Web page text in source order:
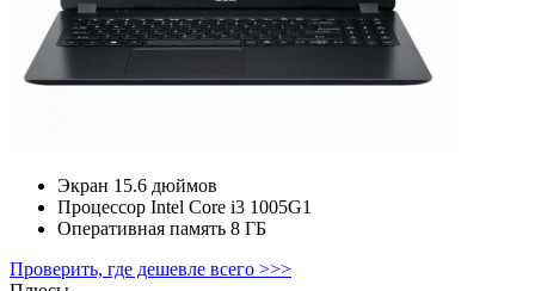
Экран 15.6 дюймов
Процессор Intel Core i3 1005G1
Оперативная память 8 ГБ
Проверить, где дешевле всего >>>